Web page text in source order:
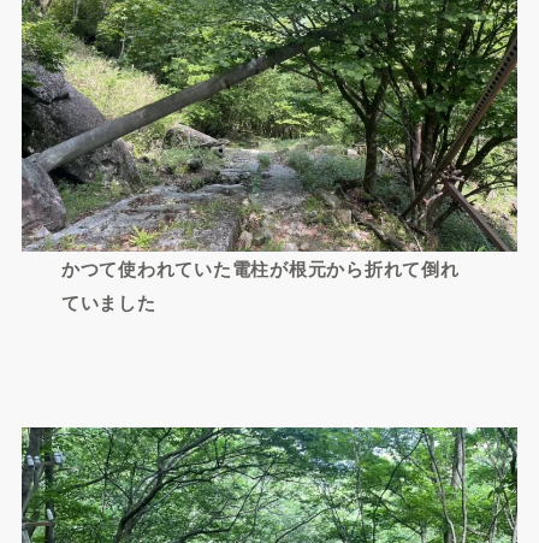
かつて使われていた電柱が根元から折れて倒れ
ていました